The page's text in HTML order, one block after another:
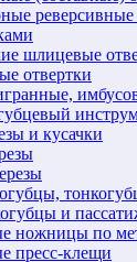
реверсивные
шлицевые
отвертки
и кусачки
и
ножницы по
пресс-клещи